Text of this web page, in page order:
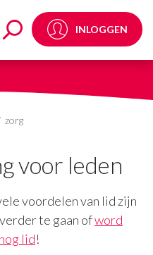
- NVDA
INLOGGEN
zorg
voor leden
voordelen van lid zijn
te gaan ofword
lid!